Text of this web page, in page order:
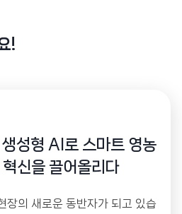
!
성형 AI로 스마트 영농
혁신을 끌어올리다
장의 새로운 동반자가 되고 있습